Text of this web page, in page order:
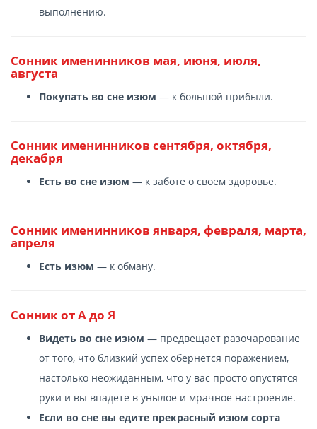
выполнению.
Сонник именинников мая, июня, июля,
августа
Покупать во сне изюм — к большой прибыли.
Сонник именинников сентября, октября,
декабря
Есть во сне изюм — к заботе о своем здоровье.
Сонник именинников января, февраля, марта,
апреля
Есть изюм — к обману.
Сонник от А до Я
Видеть во сне изюм — предвещает разочарование
от того, что близкий успех обернется поражением,
настолько неожиданным, что у вас просто опустятся
руки и вы впадете в унылое и мрачное настроение.
Если во сне вы едите прекрасный изюм сорта